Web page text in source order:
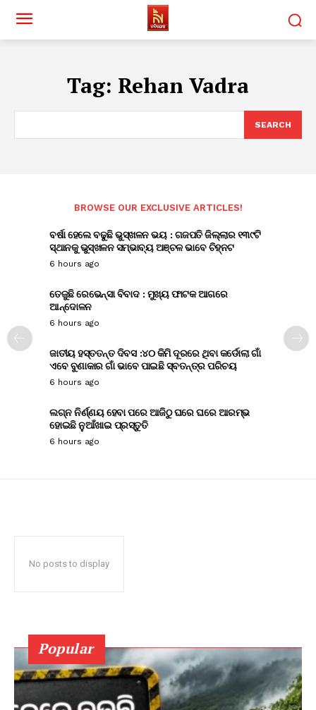
Tag: Rehan Vadra
SEARCH
BROWSE OUR EXCLUSIVE ARTICLES!
ବର୍ଷା ହେଲେ ବଢୁଛି ଭୁସ୍ଖଳନ ଭୟ : ଗଜପତି ଜିଲ୍ଲାର ୧୩୯ଟି
ସ୍ଥାନକୁ ଭୁସ୍ଖଳନ ସମ୍ଭାବ୍ୟ ଅଞ୍ଚଳ ଭାବେ ଚିହ୍ନଟ
6 hours ago
ତେଜୁଛି ରେଭେନ୍ସା ବିବାଦ : ମୁଖ୍ୟ ଫାଟକ ଆଗରେ
ଆନ୍ଦୋଳନ
6 hours ago
ଜାତୀୟ ହସ୍ତତନ୍ତ ଦିବସ :୪୦ କିମି ଦୂରରେ ଥିବା କର୍ଡୋଲା ଗାଁ
ଏବେ ବୁଣାକାର ଗାଁ ଭାବେ ପାଇଛି ସ୍ବତନ୍ତ୍ର ପରିଚୟ
6 hours ago
ଲଗ୍ନ ନିର୍ଣ୍ଣୟ ହେବା ପରେ ଆଜିଠୁ ଘରେ ଘରେ ଆରମ୍ଭ
ହୋଇଛି ନୁଆଁଖାଇ ପ୍ରସ୍ତୁତି
6 hours ago
No posts to display
Popular